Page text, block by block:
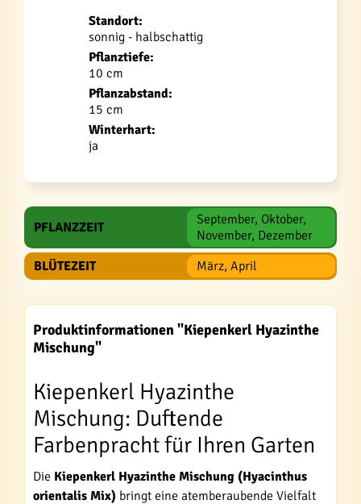
Standort:
sonnig - halbschattig
Pflanztiefe:
10 cm
Pflanzabstand:
15 cm
Winterhart:
ja
PFLANZZEIT
September, Oktober,
November, Dezember
BLÜTEZEIT
März, April
Produktinformationen "Kiepenkerl Hyazinthe
Mischung"
Kiepenkerl Hyazinthe
Mischung: Duftende
Farbenpracht für Ihren Garten
Die Kiepenkerl Hyazinthe Mischung (Hyacinthus
orientalis Mix) bringt eine atemberaubende Vielfalt